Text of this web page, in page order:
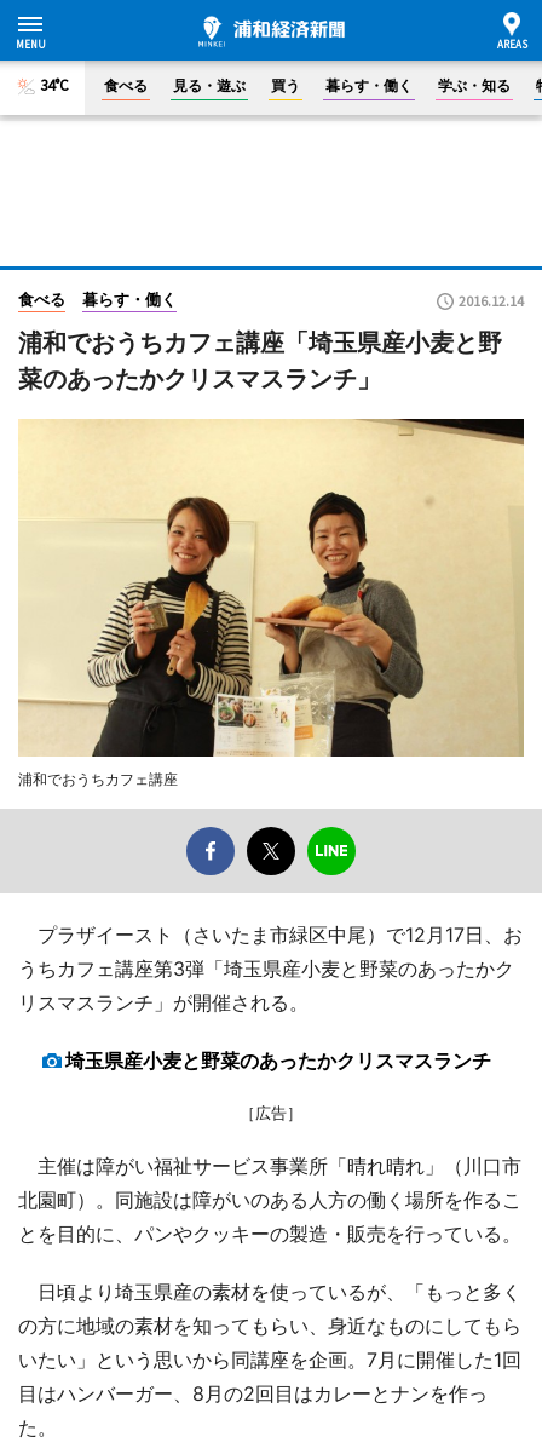
34°C 食べる 見る・遊ぶ 買う 暮らす・働く 学ぶ・知る
食べる 暮らす・働く 2016.12.14
浦和でおうちカフェ講座「埼玉県産小麦と野
菜のあったかクリスマスランチ」
浦和でおうちカフェ講座
プラザイースト（さいたま市緑区中尾）で12月17日、お
うちカフェ講座第3弾「埼玉県産小麦と野菜のあったかク
リスマスランチ」が開催される。
埼玉県産小麦と野菜のあったかクリスマスランチ
［広告］
主催は障がい福祉サービス事業所「晴れ晴れ」（川口市
北園町）。同施設は障がいのある人方の働く場所を作るこ
とを目的に、パンやクッキーの製造・販売を行っている。
日頃より埼玉県産の素材を使っているが、「もっと多く
の方に地域の素材を知ってもらい、身近なものにしてもら
いたい」という思いから同講座を企画。7月に開催した1回
目はハンバーガー、8月の2回目はカレーとナンを作っ
た。